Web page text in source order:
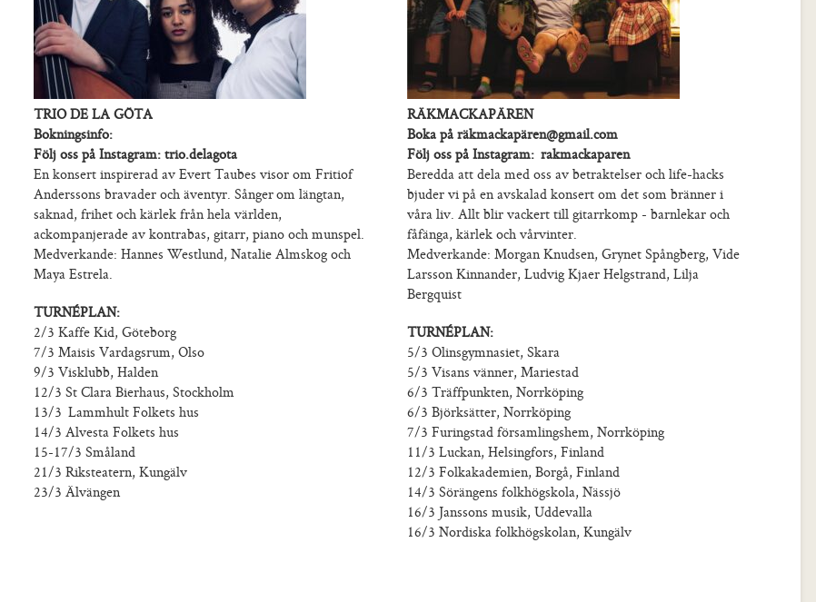
TRIO DE LA GÖTA
Bokningsinfo:
Följ oss på Instagram: trio.delagota
En konsert inspirerad av Evert Taubes visor om Fritiof
Anderssons bravader och äventyr. Sångerom längtan,
saknad, frihet och kärlek från hela världen,
ackompanjerade av kontrabas, gitarr, piano och munspel.
Medverkande: Hannes Westlund, Natalie Almskog och
Maya Estrela.
TURNÉPLAN:
2/3 Kaffe Kid, Göteborg
7/3 Maisis Vardagsrum, Olso
9/3 Visklubb,Halden
12/3 St Clara Bierhaus, Stockholm
13/3 Lammhult Folkets hus
14/3 Alvesta Folkets hus
15-17/3 Småland
21/3 Riksteatern, Kungälv
23/3 Älvängen
RÄKMACKAPÄREN
Boka på räkmackapären@gmail.com
Följ oss på Instagram: rakmackaparen
Beredda att dela med oss av betraktelser och life-hacks
bjuder vi på en avskalad konsert om det som bränner i
våra liv. Allt blir vackert till gitarrkomp - barnlekar och
fåfänga, kärlek och vårvinter.
Medverkande: Morgan Knudsen, Grynet Spångberg, Vide
Larsson Kinnander, Ludvig Kjaer Helgstrand, Lilja
Bergquist
TURNÉPLAN:
5/3 Olinsgymnasiet, Skara
5/3 Visans vänner, Mariestad
6/3 Träffpunkten, Norrköping
6/3 Björksätter, Norrköping
7/3 Furingstad församlingshem, Norrköping
11/3 Luckan, Helsingfors, Finland
12/3 Folkakademien, Borgå, Finland
14/3 Sörängens folkhögskola, Nässjö
16/3 Janssons musik, Uddevalla
16/3 Nordiska folkhögskolan, Kungälv